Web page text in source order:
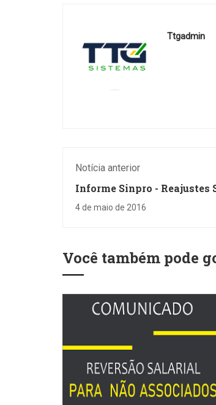
Ttgadmin
Notícia anterior
Informe Sinpro - Reajustes
4 de maio de 2016
Você também pode